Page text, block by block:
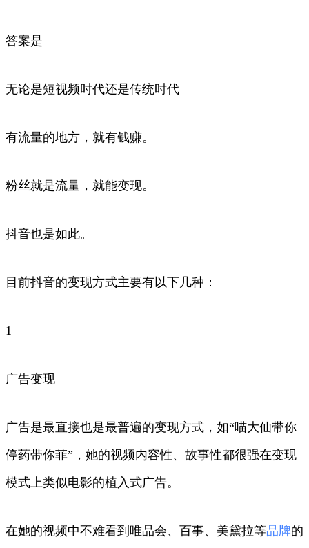
答案是
无论是短视频时代还是传统时代
有流量的地方，就有钱赚。
粉丝就是流量，就能变现。
抖音也是如此。
目前抖音的变现方式主要有以下几种：
1
广告变现
广告是最直接也是最普遍的变现方式，如“喵大仙带你
停药带你菲”，她的视频内容性、故事性都很强在变现
模式上类似电影的植入式广告。
在她的视频中不难看到唯品会、百事、美黛拉等品牌的